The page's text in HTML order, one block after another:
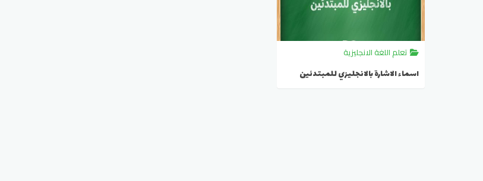
تعلم اللغة الانجليزية
اسماء الاشارة بالانجليزي للمبتدئين